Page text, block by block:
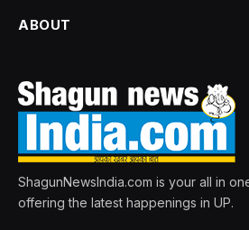
ABOUT
ShagunNewsIndia.com is your all in
offering the latest happenings in UP.